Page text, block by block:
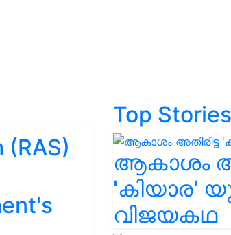
Top Stories
ആകാശം
'കിയാര'
വിജയകഥ